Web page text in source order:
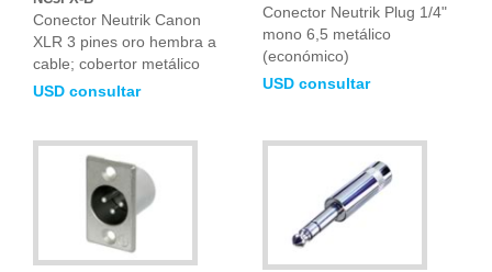
Conector Neutrik Canon
XLR 3 pines oro hembra a
cable; cobertor metálico
USD consultar
Conector Neutrik Plug 1/4"
mono 6,5 metálico
(económico)
USD consultar